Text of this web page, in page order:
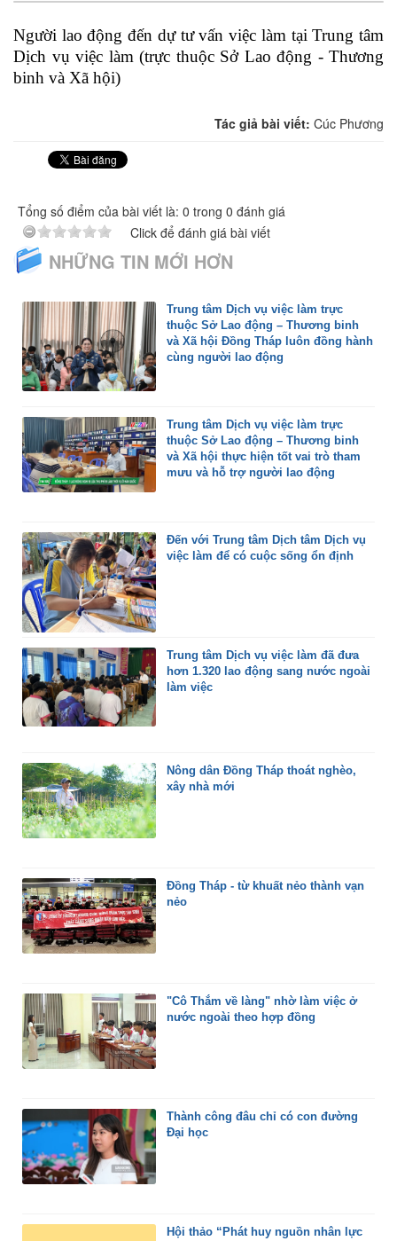
Người lao động đến dự tư vấn việc làm tại Trung tâm
Dịch vụ việc làm (trực thuộc Sở Lao động - Thương
binh và Xã hội)
Tác giả bài viết: Cúc Phương
Tổng số điểm của bài viết là: 0 trong 0 đánh giá
Click để đánh giá bài viết
NHỮNG TIN MỚI HƠN
Trung tâm Dịch vụ việc làm trực
thuộc Sở Lao động – Thương binh
và Xã hội Đồng Tháp luôn đồng hành
cùng người lao động
Trung tâm Dịch vụ việc làm trực
thuộc Sở Lao động – Thương binh
và Xã hội thực hiện tốt vai trò tham
mưu và hỗ trợ người lao động
Đến với Trung tâm Dịch tâm Dịch vụ
việc làm để có cuộc sống ổn định
Trung tâm Dịch vụ việc làm đã đưa
hơn 1.320 lao động sang nước ngoài
làm việc
Nông dân Đồng Tháp thoát nghèo,
xây nhà mới
Đồng Tháp - từ khuất nẻo thành vạn
nẻo
"Cô Thắm về làng" nhờ làm việc ở
nước ngoài theo hợp đồng
Thành công đâu chỉ có con đường
Đại học
Hội thảo “Phát huy nguồn nhân lực